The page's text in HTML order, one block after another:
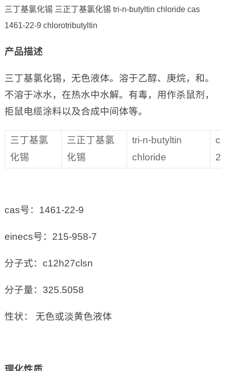
三丁基氯化锡 三正丁基氯化锡 tri-n-butyltin chloride cas
1461-22-9 chlorotributyltin
产品描述
三丁基氯化锡，无色液体。溶于乙醇、庚烷，和。
不溶于冰水，在热水中水解。有毒，用作杀鼠剂，
拒鼠电缆涂料以及合成中间体等。
三丁基氯
化锡
三正丁基氯
化锡
tri-n-butyltin
chloride
cas号：1461-22-9
einecs号：215-958-7
分子式：c12h27clsn
分子量：325.5058
性状： 无色或淡黄色液体